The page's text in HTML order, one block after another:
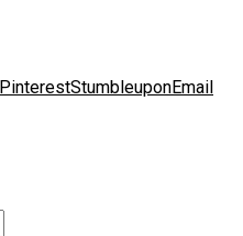
PinterestStumbleuponEmail